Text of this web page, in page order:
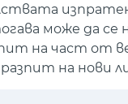
може да се
на част от
на нови